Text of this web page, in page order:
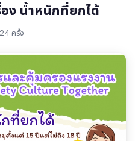
ง น้ำหนักที่ยกได้
ครั้ง